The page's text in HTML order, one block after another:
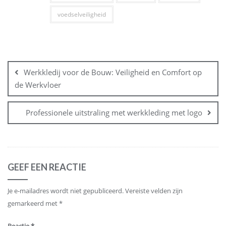
voedselveiligheid
navigatie
Werkkledij voor de Bouw: Veiligheid en Comfort op
de Werkvloer
Professionele uitstraling met werkkleding met logo
GEEF EEN REACTIE
Je e-mailadres wordt niet gepubliceerd.Vereiste velden zijn
gemarkeerd met*